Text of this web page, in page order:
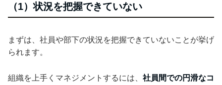
（1）状況を把握できていない
まずは、社員や部下の状況を把握できていないことが挙げ
られます。
組織を上手くマネジメントするには、 社員間での円滑なコ